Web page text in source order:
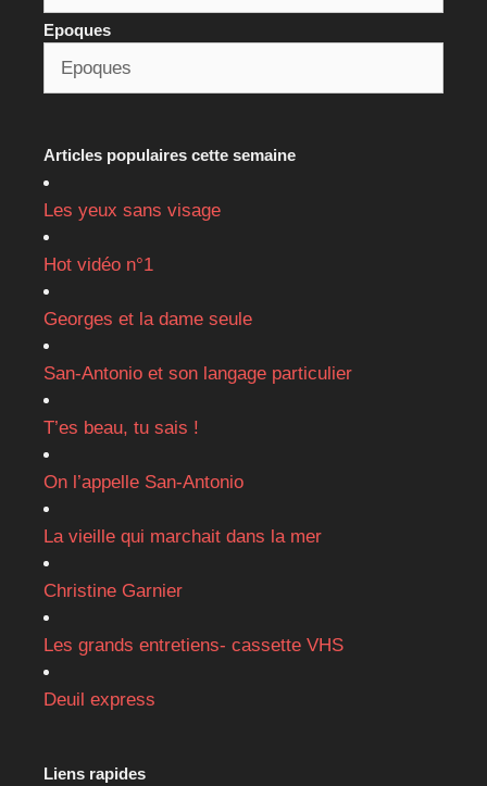
Epoques
Articles populaires cette semaine
Les yeux sans visage
Hot vidéo n°1
Georges et la dame seule
San-Antonio et son langage particulier
T’es beau, tu sais !
On l’appelle San-Antonio
La vieille qui marchait dans la mer
Christine Garnier
Les grands entretiens- cassette VHS
Deuil express
Liens rapides